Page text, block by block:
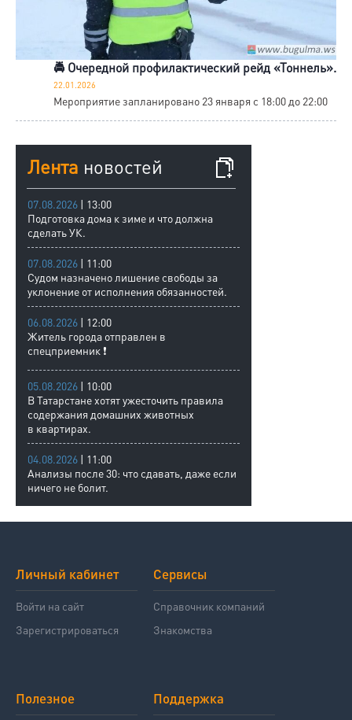
🚔 Очередной профилактический рейд «Тоннель».
22.01.2026
Мероприятие запланировано 23 января с 18:00 до 22:00
Лента новостей
07.08.2026 | 13:00
Подготовка дома к зиме и что должна
сделать УК.
07.08.2026 | 11:00
Судом назначено лишение свободы за
уклонение от исполнения обязанностей.
06.08.2026 | 12:00
Житель города отправлен в
спецприемник ❗
05.08.2026 | 10:00
В Татарстане хотят ужесточить правила
содержания домашних животных
в квартирах.
04.08.2026 | 11:00
Анализы после 30: что сдавать, даже если
ничего не болит.
Личный кабинет
Войти на сайт
Зарегистрироваться
Сервисы
Справочник компаний
Знакомства
Полезное Поддержка